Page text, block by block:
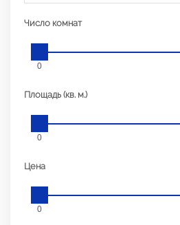
Число комнат
0
Площадь (кв. м.)
0
Цена
0